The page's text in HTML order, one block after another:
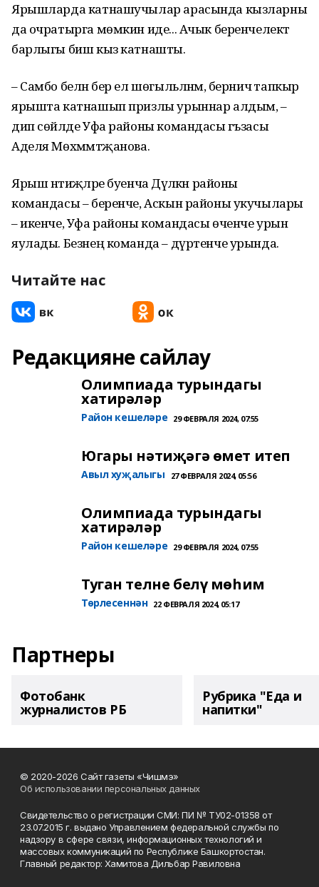
Ярышларда катнашучылар арасында кызларны
да очратырга мөмкин иде... Ачык беренчелектә
барлыгы биш кыз катнашты.
– Самбо белән бер ел шөгыльләнәм, берничә тапкыр
ярышта катнашып призлы урыннар алдым, –
дип сөйләде Уфа районы командасы әгъзасы
Аделя Мөхәммәтҗанова.
Ярыш нәтиҗәләре буенча Дәүләкән районы
командасы – беренче, Аскын районы укучылары
– икенче, Уфа районы командасы өченче урын
яулады. Безнең команда – дүртенче урында.
Читайте нас
Редакцияне сайлау
Олимпиада турындагы
хатирәләр
Район кешеләре 29 ФЕВРАЛЯ 2024, 07:55
Югары нәтиҗәгә өмет итеп
Авыл хуҗалыгы 27 ФЕВРАЛЯ 2024, 05:56
Олимпиада турындагы
хатирәләр
Район кешеләре 29 ФЕВРАЛЯ 2024, 07:55
Туган телне белү мөһим
Төрлесеннән 22 ФЕВРАЛЯ 2024, 05:17
Партнеры
Фотобанк
журналистов РБ
Рубрика "Еда и
напитки"
© 2020-2026 Сайт газеты «Чишмэ»
Об использовании персональных данных
Свидетельство о регистрации СМИ: ПИ № ТУ02-01358 от
23.07.2015 г. выдано Управлением федеральной службы по
надзору в сфере связи, информационных технологий и
массовых коммуникаций по Республике Башкортостан.
Главный редактор: Хамитова Дильбар Равиловна